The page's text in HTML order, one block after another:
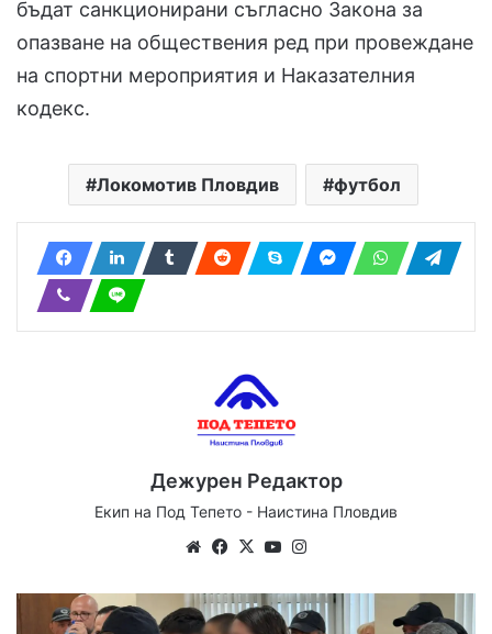
бъдат санкционирани съгласно Закона за
опазване на обществения ред при провеждане
на спортни мероприятия и Наказателния
кодекс.
Локомотив Пловдив футбол
Дежурен Редактор
Екип на Под Тепето - Наистина Пловдив
WebsiteFacebook
X YouTube